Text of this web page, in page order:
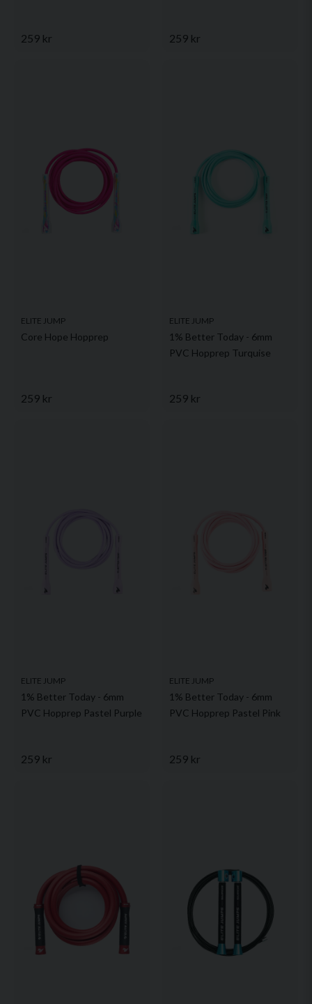
259 kr 259 kr
ELITE JUMP
Core Hope Hopprep
259 kr
ELITE JUMP
1% Better Today - 6mm
PVC Hopprep Turquise
259 kr
ELITE JUMP
1% Better Today - 6mm
PVC Hopprep Pastel Purple
259 kr
ELITE JUMP
1% Better Today - 6mm
PVC Hopprep Pastel Pink
259 kr